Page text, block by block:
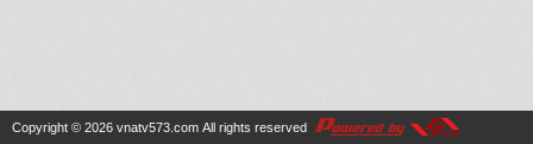
Copyright © 2026 vnatv573.com All rights reserved